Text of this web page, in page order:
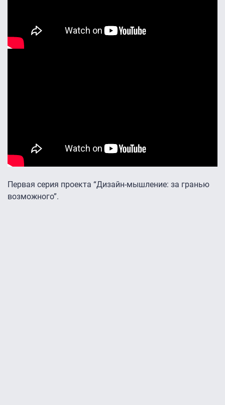
Первая серия проекта “Дизайн-мышление: за гранью
возможного”.